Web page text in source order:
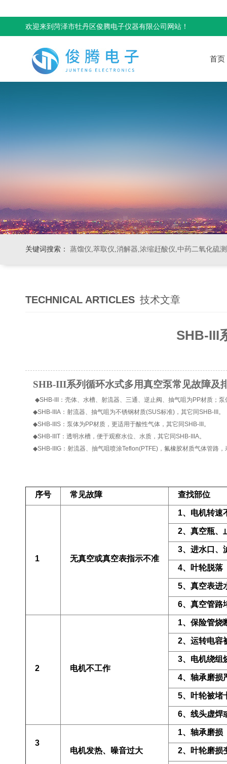
欢迎来到菏泽市牡丹区俊腾电子仪器有限公司网站！
首页
关键词搜索： 蒸馏仪,萃取仪,消解器,浓缩赶酸仪,中药二氧化硫
TECHNICAL ARTICLES 技术文章
SHB-III
SHB-III系列循环水式多用真空泵常见故障及
◆SHB-III：壳体、水槽、射流器、三通、逆止阀、抽气咀为PP材质；
◆SHB-IIIA：射流器、抽气咀为不锈钢材质(SUS标准)，其它同SHB-III。
◆SHB-IIIS：泵体为PP材质，更适用于酸性气体，其它同SHB-III。
◆SHB-IIIT：透明水槽，便于观察水位、水质，其它同SHB-IIIA。
◆SHB-IIIG：射流器、抽气咀喷涂Teflon(PTFE)，氟橡胶材质气体管路
序号 常见故障 查找部位
1 无真空或真空表指示不准
1、电机转速
2、真空瓶、
3、进水口、
4、叶轮脱落
5、真空表进
6、真空管路
2 电机不工作
1、保险管烧
2、运转电容
3、电机绕组
4、轴承磨损
5、叶轮被堵
6、线头虚焊
3
电机发热、噪音过大
1、轴承磨损
2、叶轮磨损